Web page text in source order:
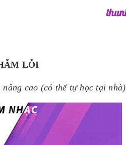
LỖI
cao (có thể tự học tại nhà)